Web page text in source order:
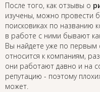
После того, как отзывы о
изучены, можно провести
поисковиках по названию
в работе с ними бывают
Вы найдете уже по первым
относится к компаниям,
они работают давно и на
репутацию - поэтому
может.